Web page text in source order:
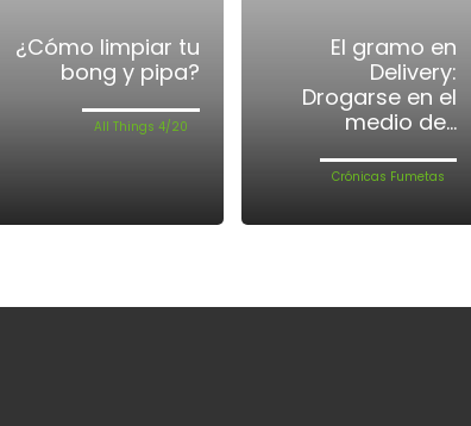
¿Cómo limpiar tu
bong y pipa?
All Things 4/20
El gramo en
Delivery:
Drogarse en el
medio de...
Crónicas Fumetas